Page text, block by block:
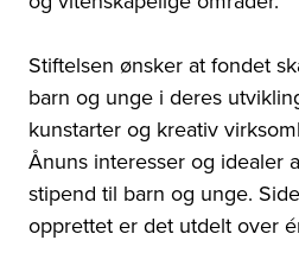
Stiftelsen ønsker at fondet
barn og unge i deres
kunstarter og kreativ
Ånuns interesser og idealer
stipend til barn og unge.
opprettet er det utdelt over